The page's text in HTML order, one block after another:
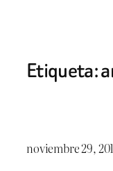
Etiqueta:
noviembre 29,